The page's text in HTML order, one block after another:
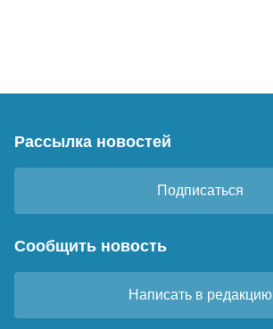
Рассылка новостей
Подписаться
Сообщить новость
Написать в редакцию